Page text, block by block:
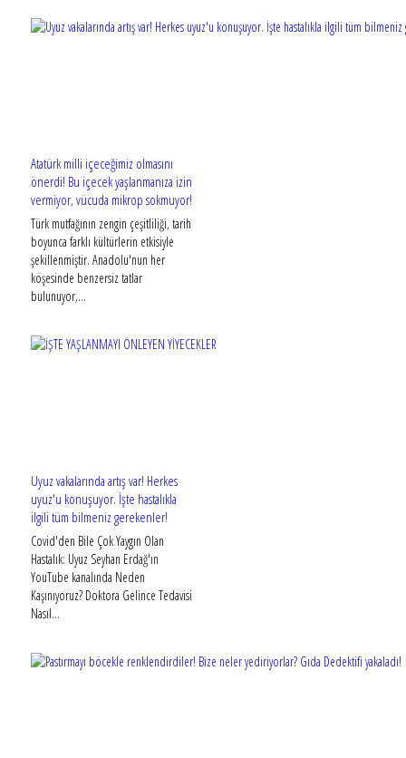
Atatürk milli içeceğimiz olmasını
önerdi! Bu içecek yaşlanmanıza izin
vermiyor, vücuda mikrop sokmuyor!
Türk mutfağının zengin çeşitliliği, tarih
boyunca farklı kültürlerin etkisiyle
şekillenmiştir. Anadolu'nun her
köşesinde benzersiz tatlar
bulunuyor,...
Uyuz vakalarında artış var! Herkes
uyuz'u konuşuyor. İşte hastalıkla
ilgili tüm bilmeniz gerekenler!
Covid'den Bile Çok Yaygın Olan
Hastalık: Uyuz Seyhan Erdağ'ın
YouTube kanalında Neden
Kaşınıyoruz? Doktora Gelince Tedavisi
Nasıl...